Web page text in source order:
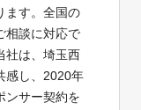
ます。全国の
相談に対応で
は、 埼玉西
感し
、2020年
ンサー契約を